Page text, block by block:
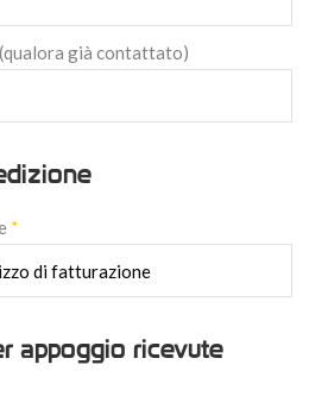
già contattato)
*
appoggio ricevute